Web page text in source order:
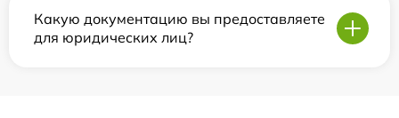
Какую документацию вы предоставляете
для юридических лиц?